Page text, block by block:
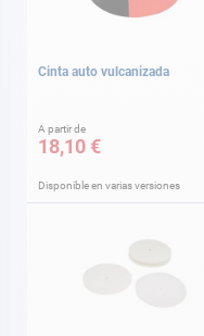
Cinta auto vulcanizada
A partir de
18,10 €
Disponible en varias versiones